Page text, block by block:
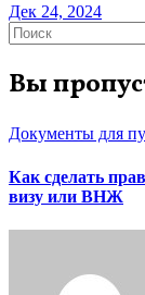
Дек 24, 2024
Вы
Документы для
Как сделать
визу или ВНЖ